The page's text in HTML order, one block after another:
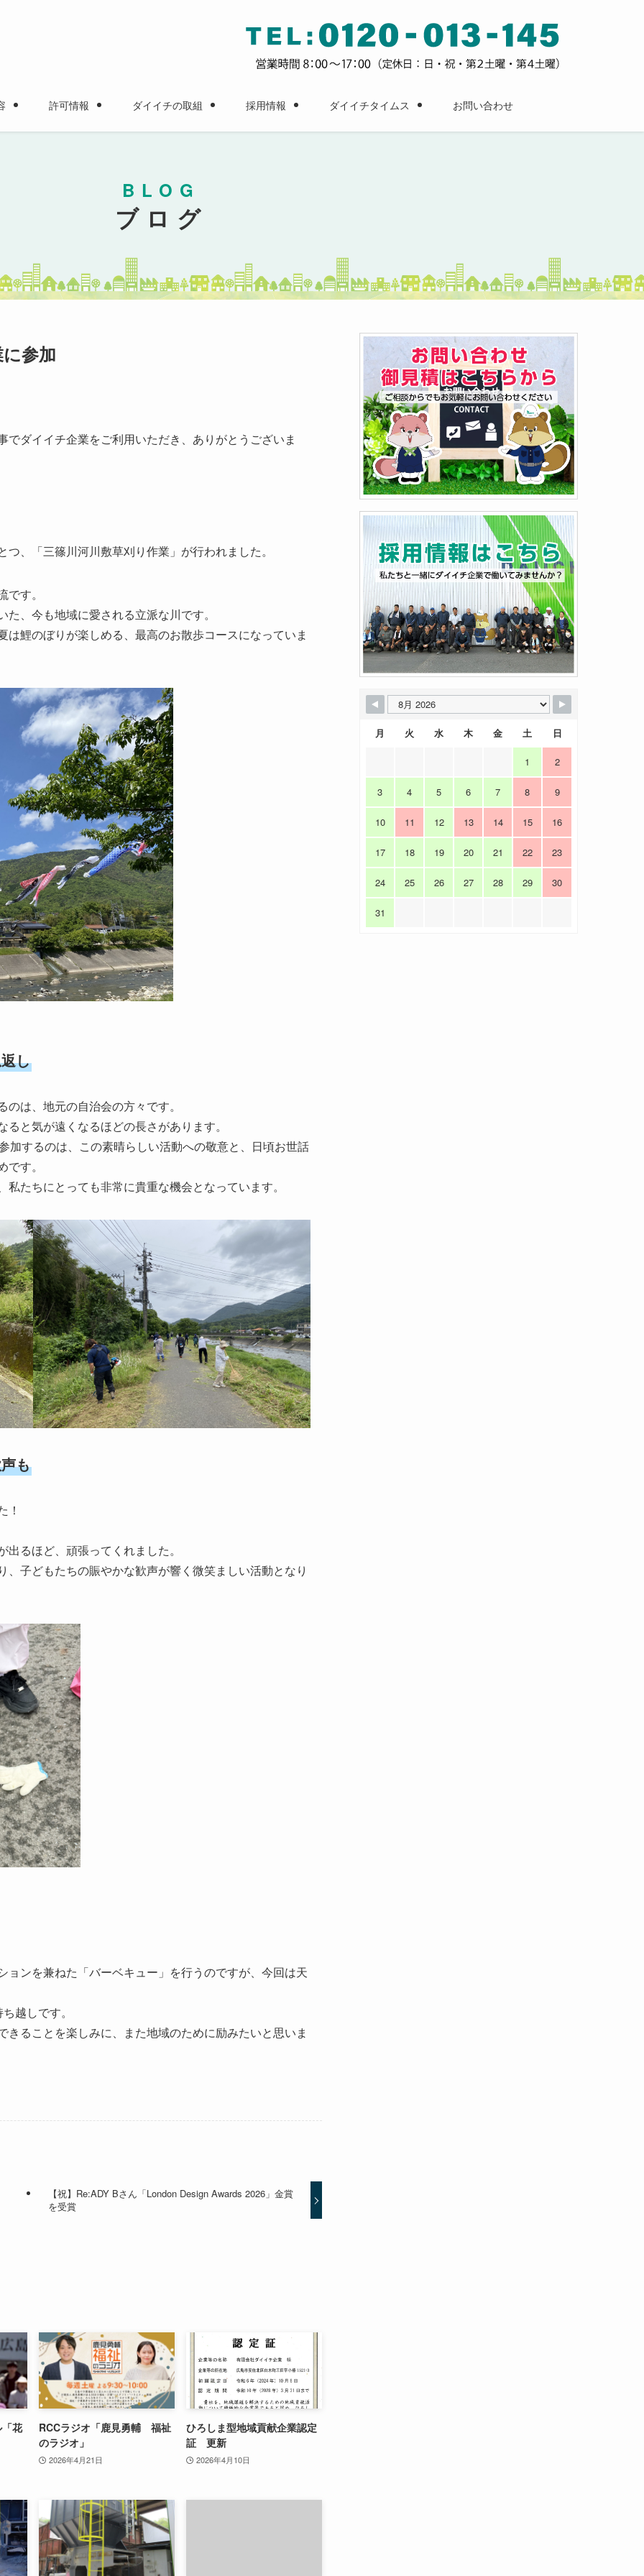
許可情報 ダイイチの取組 採用情報 ダイイチタイムス お問い合わせ
BLOG
ブログ
参加
ダイイチ企業をご利用いただき、ありがとうございま
、「三篠川河川敷草刈り作業」が行われました。
す。
、今も地域に愛される立派な川です。
鯉のぼりが楽しめる、最高のお散歩コースになっていま
し
は、地元の自治会の方々です。
と気が遠くなるほどの長さがあります。
加するのは、この素晴らしい活動への敬意と、日頃お世話
す。
たちにとっても非常に貴重な機会となっています。
も
！
るほど、頑張ってくれました。
子どもたちの賑やかな歓声が響く微笑ましい活動となり
ンを兼ねた「バーベキュー」を行うのですが、今回は天
越しです。
ることを楽しみに、また地域のために励みたいと思いま
【祝】Re:ADY Bさん「London Design Awards 2026」金賞
を受賞
花
RCCラジオ「鹿見勇輔 福祉
のラジオ」
2026年4月21日
ひろしま型地域貢献企業認定
証 更新
2026年4月10日
月 火 水 木 金 土 日
1 2
3 4 5 6 7 8 9
10 11 12 13 14 15 16
17 18 19 20 21 22 23
24 25 26 27 28 29 30
31